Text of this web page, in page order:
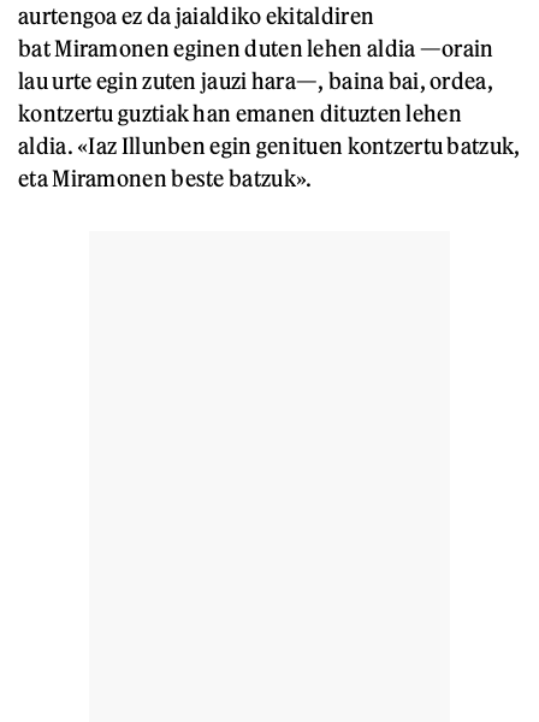
aurtengoa ez da jaialdiko ekitaldiren
bat Miramonen eginen duten lehen aldia —orain
lau urte egin zuten jauzi hara—, baina bai, ordea,
kontzertu guztiak han emanen dituzten lehen
aldia. «Iaz Illunben egin genituen kontzertu batzuk,
eta Miramonen beste batzuk».